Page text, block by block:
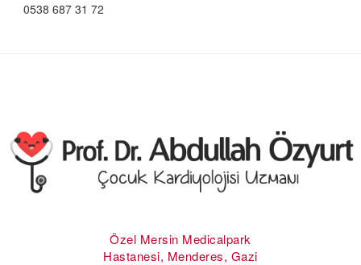
0538 687 31 72
Özel Mersin Medicalpark
Hastanesi, Menderes, Gazi